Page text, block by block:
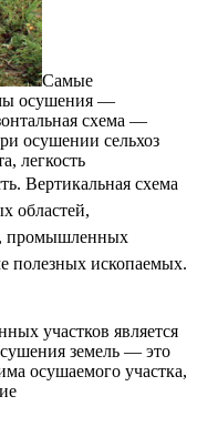
Самые
осушения —
схема —
осушении сельхоз
легкость
Вертикальная схема
областей,
промышленных
полезных ископаемых.
участков является
земель — это
осушаемого участка,